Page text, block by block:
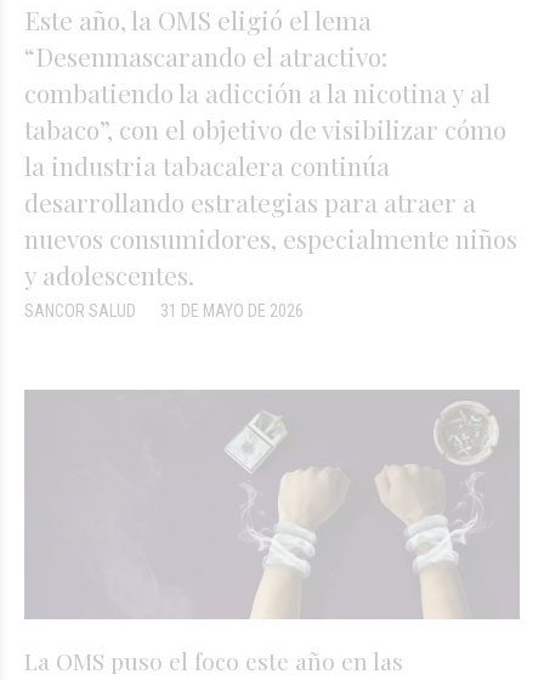
Este año, la OMS eligió el lema
“Desenmascarando el atractivo:
combatiendo la adicción a la nicotina y al
tabaco”, con el objetivo de visibilizar cómo
la industria tabacalera continúa
desarrollando estrategias para atraer a
nuevos consumidores, especialmente niños
y adolescentes.
31 DE MAYO DE 2026
SANCOR SALUD
La OMS puso el foco este año en las